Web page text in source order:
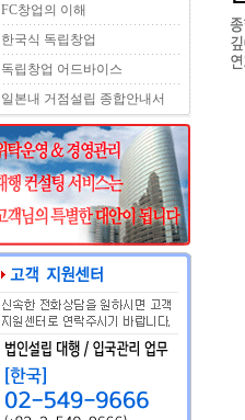
FC창업의 이해
한국식 독립창업
독립창업 어드바이스
일본내 거점설립 종합안내서